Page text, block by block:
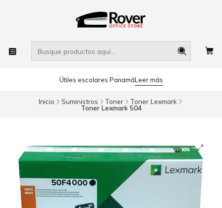
Útiles escolares PanamáLeer más
Inicio Suministros Toner Toner Lexmark
Toner Lexmark 504